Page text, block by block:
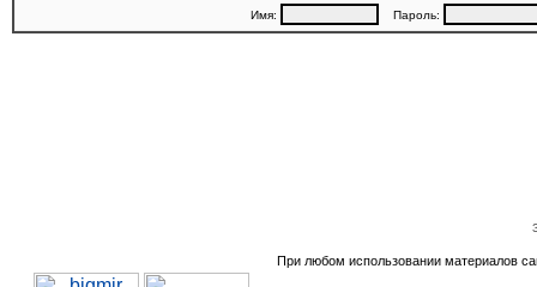
Имя: Пароль:
При любом использовании материалов